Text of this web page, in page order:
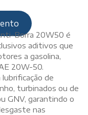
Borra 20W50 é
aditivos que
a gasolina,
20W-50.
lubrificação de
turbinados ou de
GNV, garantindo o
nas